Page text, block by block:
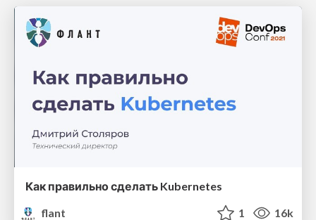
Как правильно сделать Kubernetes
flant
1 16k